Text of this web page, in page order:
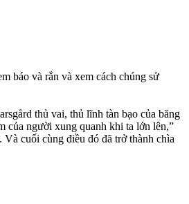
báo và rắn và xem cách chúng sử
thủ vai, thủ lĩnh tàn bạo của băng
của người xung quanh khi ta lớn lên,”
cuối cùng điều đó đã trở thành chìa